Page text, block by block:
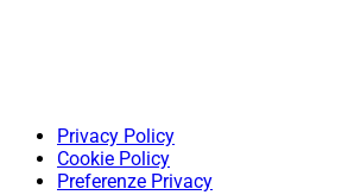
Privacy Policy
Cookie Policy
Preferenze Privacy